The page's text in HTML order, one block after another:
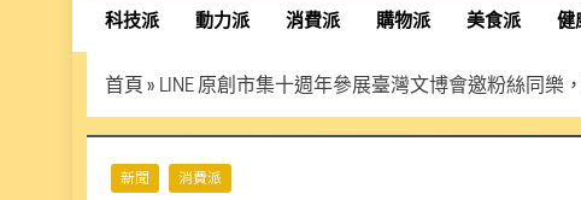
科技派 動力派 消費派 購物派 美食派 健
首頁 » LINE 原創市集十週年參展臺灣文博會邀粉絲同樂
新聞 消費派